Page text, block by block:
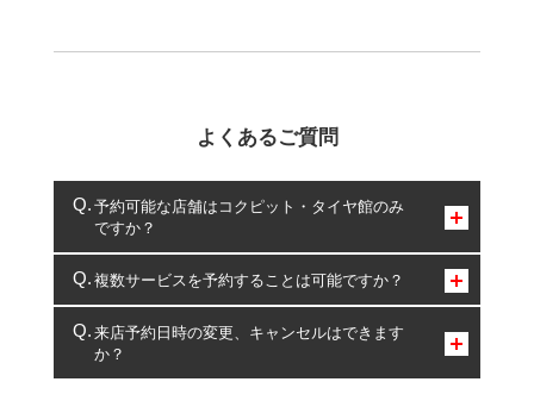
よくあるご質問
予約可能な店舗はコクピット・タイヤ館のみ
ですか？
コクピット・タイヤ館のみとなります。
複数サービスを予約することは可能ですか？
複数サービスのご予約は可能です。
一部の商品・サービスの組み合わせに限り、同時にご予約が
出来ないものもございます。
来店予約日時の変更、キャンセルはできます
か？